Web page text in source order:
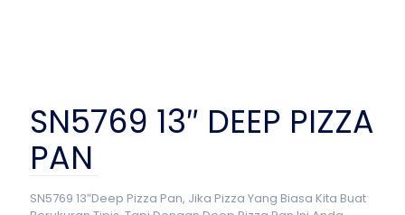
SN5769 13″ DEEP PIZZA
PAN
SN5769 13″Deep Pizza Pan, Jika Pizza Yang Biasa Kita Buat